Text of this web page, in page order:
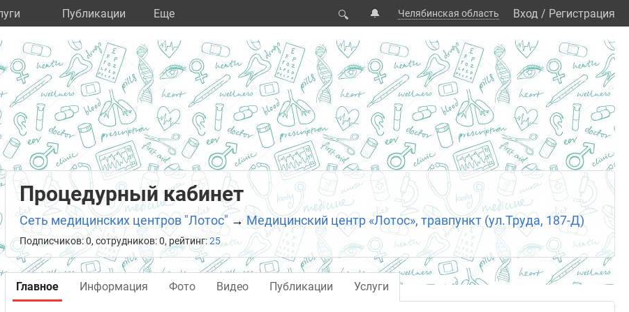
Публикации Eще 🔍 🔔 Челябинская область Вход / Регистрация
Процедурный кабинет
Сеть медицинских центров "Лотос" → Медицинский центр «Лотос», травпункт (ул.Труда, 187-Д)
Подписчиков: 0, сотрудников: 0, рейтинг:25
Главное Информация Фото Видео Публикации Услуги